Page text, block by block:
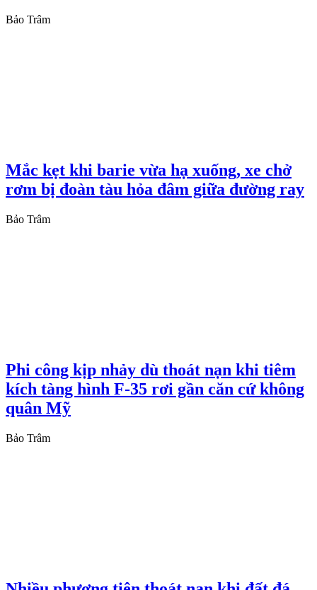
Bảo Trâm
Mắc kẹt khi barie vừa hạ xuống, xe chở
rơm bị đoàn tàu hỏa đâm giữa đường ray
Bảo Trâm
Phi công kịp nhảy dù thoát nạn khi tiêm
kích tàng hình F-35 rơi gần căn cứ không
quân Mỹ
Bảo Trâm